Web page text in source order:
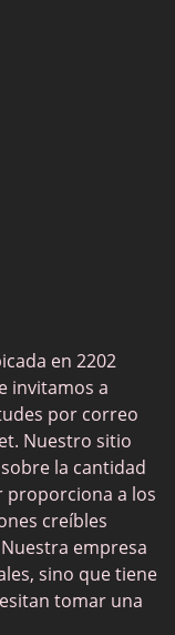
en 2202
invitamos a
por correo
. Nuestro sitio
la cantidad
proporciona a los
creíbles
empresa
sino que tiene
tomar una